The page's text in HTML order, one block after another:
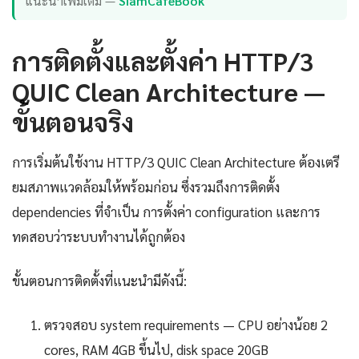
การติดตั้งและตั้งค่า HTTP/3
QUIC Clean Architecture —
ขั้นตอนจริง
การเริ่มต้นใช้งาน HTTP/3 QUIC Clean Architecture ต้องเตรี
ยมสภาพแวดล้อมให้พร้อมก่อน ซึ่งรวมถึงการติดตั้ง
dependencies ที่จำเป็น การตั้งค่า configuration และการ
ทดสอบว่าระบบทำงานได้ถูกต้อง
ขั้นตอนการติดตั้งที่แนะนำมีดังนี้:
ตรวจสอบ system requirements — CPU อย่างน้อย 2
cores, RAM 4GB ขึ้นไป, disk space 20GB